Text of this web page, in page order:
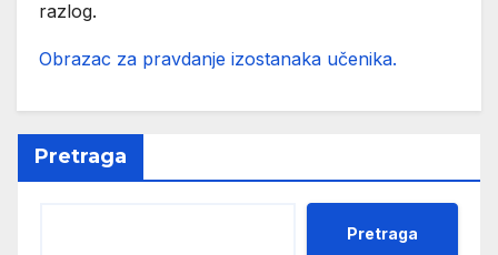
razlog.
Obrazac za pravdanje izostanaka učenika.
Pretraga
Pretraga